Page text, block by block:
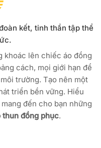
kết, tinh thần tập thể
khoác lên chiếc áo đồng
cách, mọi giới hạn để
trường. Tạo nên một
triển bền vững. Hiểu
đến cho bạn những
thun đồng phục.